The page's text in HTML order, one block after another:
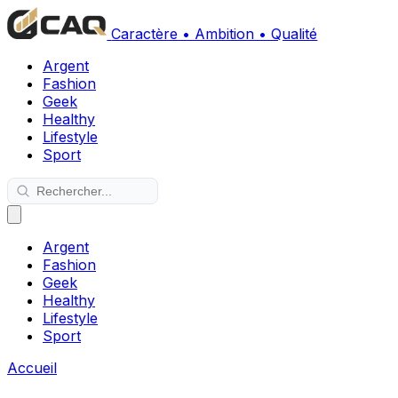
Caractère • Ambition • Qualité
Argent
Fashion
Geek
Healthy
Lifestyle
Sport
Argent
Fashion
Geek
Healthy
Lifestyle
Sport
Accueil